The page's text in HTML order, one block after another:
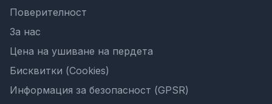
Поверителност
За нас
Цена на ушиване на пердета
Бисквитки (Cookies)
Информация за безопасност (GPSR)